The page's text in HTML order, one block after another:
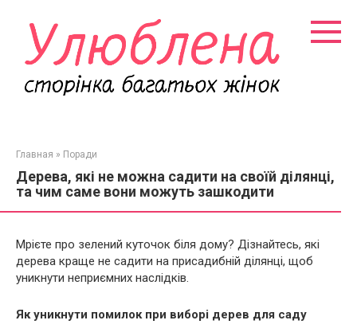
контенту
Главная » Поради
Дерева, які не можна садити на своїй ділянці,
та чим саме вони можуть зашкодити
Мрієте про зелений куточок біля дому? Дізнайтесь, які
дерева краще не садити на присадибній ділянці, щоб
уникнути неприємних наслідків.
Як уникнути помилок при виборі дерев для саду